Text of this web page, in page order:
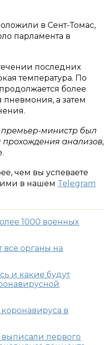
в Сент-Томас,
парламента в
последних
температура. По
более
пневмония, а затем
министр был
анализов,
чем вы успеваете
в нашем Telegram
1000 военных
все органы на
и какие будут
в
первого